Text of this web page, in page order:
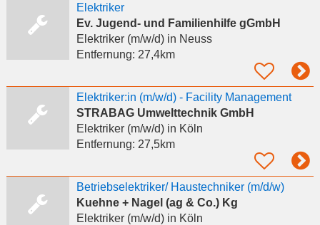
Elektriker
Ev. Jugend- und Familienhilfe gGmbH
Elektriker (m/w/d)in Neuss
Entfernung: 27,4km
Elektriker:in (m/w/d) - Facility Management
STRABAG Umwelttechnik GmbH
Elektriker (m/w/d)in Köln
Entfernung: 27,5km
Betriebselektriker/ Haustechniker (m/d/w)
Kuehne + Nagel (ag & Co.) Kg
Elektriker (m/w/d)in Köln